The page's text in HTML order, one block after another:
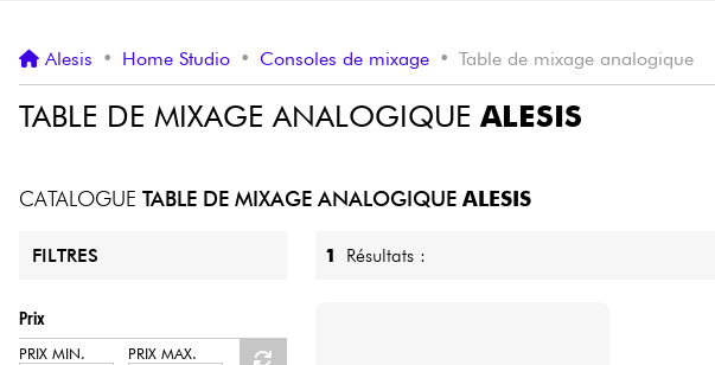
Synthés & Sampleurs Home
HiFi
Alesis • Home Studio • Consoles de mixage • Table de mixage analogique
TABLE DE MIXAGE ANALOGIQUE ALESIS
CATALOGUE TABLE DE MIXAGE ANALOGIQUE ALESIS
FILTRES
Prix
PRIX MIN. PRIX MAX.
1 Résultats :